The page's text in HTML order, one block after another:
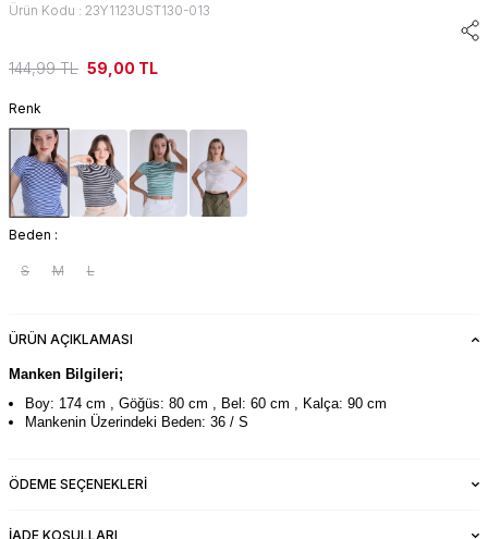
Ürün Kodu : 23Y1123UST130-013
144,99TL 59,00 TL
Renk
Beden :
S M L
ÜRÜN AÇIKLAMASI
Manken Bilgileri;
Boy: 174 cm , Göğüs: 80 cm , Bel: 60 cm , Kalça: 90 cm
Mankenin Üzerindeki Beden: 36 / S
ÖDEME SEÇENEKLERI
İADE KOŞULLARI